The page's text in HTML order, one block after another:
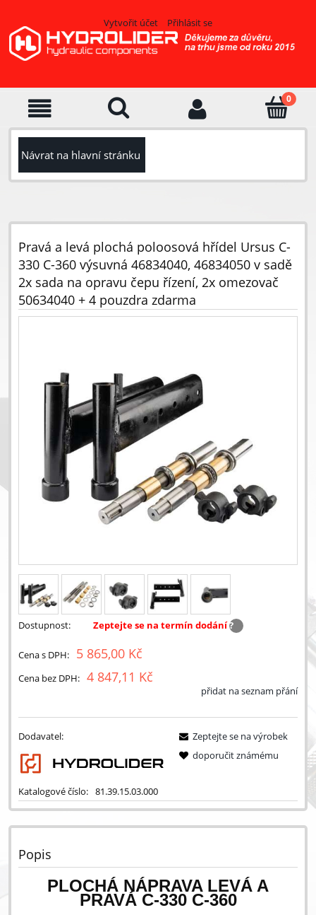
Vytvořit účet Přihlásit se
Návrat na hlavní stránku
Pravá a levá plochá poloosová hřídel Ursus C-
330 C-360 výsuvná 46834040, 46834050 v sadě
2x sada na opravu čepu řízení, 2x omezovač
50634040 + 4 pouzdra zdarma
Dostupnost: Zeptejte se na termín dodání?
Cena s DPH: 5 865,00 Kč
Cena bez DPH: 4 847,11 Kč
přidat na seznam přání
Dodavatel:
Katalogové číslo: 81.39.15.03.000
Zeptejte se na výrobek
doporučit známému
Popis
PLOCHÁ NÁPRAVA LEVÁ A
PRAVÁ C-330 C-360